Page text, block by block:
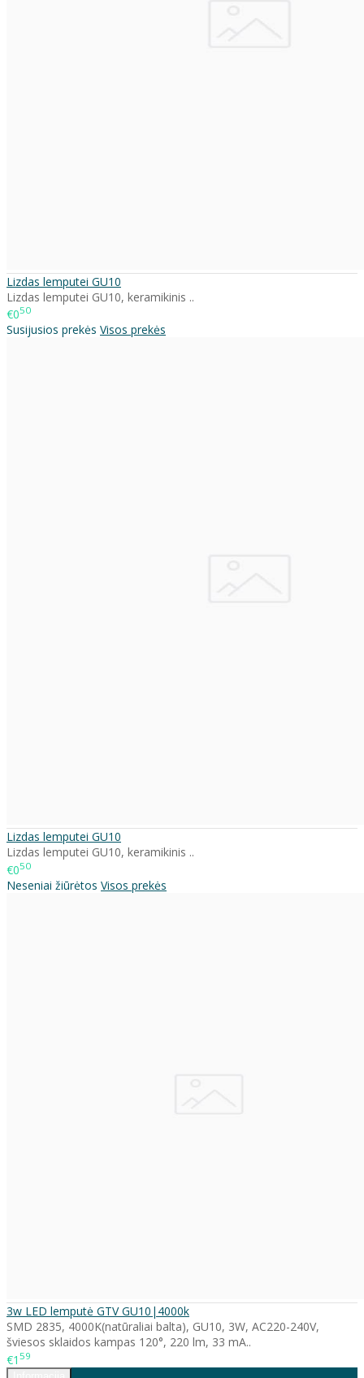
Lizdas lemputei GU10
Lizdas lemputei GU10, keramikinis ..
€050
Susijusios prekės Visos prekės
Lizdas lemputei GU10
Lizdas lemputei GU10, keramikinis ..
€050
Neseniai žiūrėtos Visos prekės
3w LED lemputė GTV GU10|4000k
SMD 2835, 4000K(natūraliai balta), GU10, 3W, AC220-240V,
šviesos sklaidos kampas 120°, 220 lm, 33 mA..
€1 59